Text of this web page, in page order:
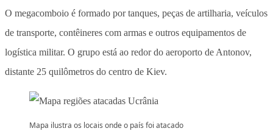
O megacomboio é formado por tanques, peças de artilharia, veículos
de transporte, contêineres com armas e outros equipamentos de
logística militar. O grupo está ao redor do aeroporto de Antonov,
distante 25 quilômetros do centro de Kiev.
Mapa ilustra os locais onde o país foi atacado